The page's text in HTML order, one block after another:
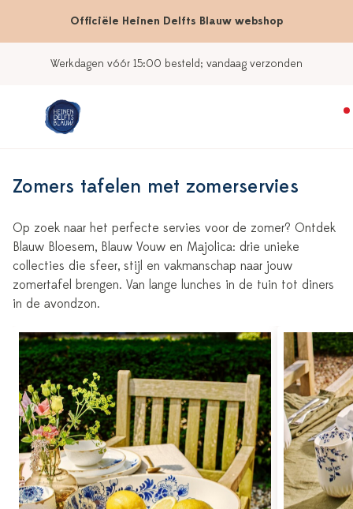
Officiële Heinen Delfts Blauw webshop
Werkdagen vóór 15:00 besteld; vandaag verzonden
Zomers tafelen met zomerservies
Op zoek naar het perfecte servies voor de zomer? Ontdek
Blauw Bloesem, Blauw Vouw en Majolica: drie unieke
collecties die sfeer, stijl en vakmanschap naar jouw
zomertafel brengen. Van lange lunches in de tuin tot diners
in de avondzon.